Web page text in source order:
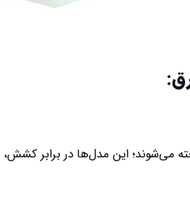
می‌شوند؛ این مدل‌ها در برابر